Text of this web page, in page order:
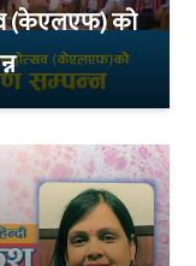
(केएलएफ) को